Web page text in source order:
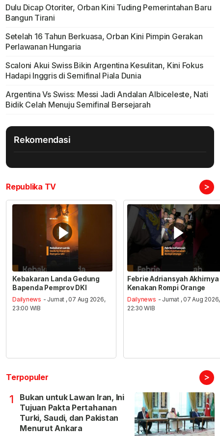
Dulu Dicap Otoriter, Orban Kini Tuding Pemerintahan Baru
Bangun Tirani
Setelah 16 Tahun Berkuasa, Orban Kini Pimpin Gerakan
Perlawanan Hungaria
Scaloni Akui Swiss Bikin Argentina Kesulitan, Kini Fokus
Hadapi Inggris di Semifinal Piala Dunia
Argentina Vs Swiss: Messi Jadi Andalan Albiceleste, Nati
Bidik Celah Menuju Semifinal Bersejarah
Rekomendasi
Republika TV >
Kebakaran Landa Gedung
Bapenda Pemprov DKI
Dailynews - Jumat , 07 Aug 2026,
23:00 WIB
Febrie Adriansyah Akhirnya
Kenakan Rompi Orange
Dailynews - Jumat , 07 Aug 2026,
22:30 WIB
Terpopuler >
1
Bukan untuk Lawan Iran, Ini
Tujuan Pakta Pertahanan
Turki, Saudi, dan Pakistan
Menurut Ankara